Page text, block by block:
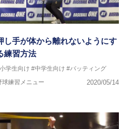
し手が体から離れないようにす
練習方法
学生向け #中学生向け #バッティング
球練習メニュー
2020/05/14